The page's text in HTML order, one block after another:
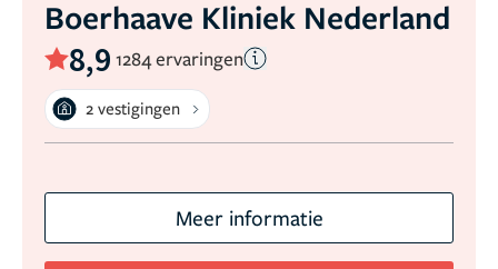
Boerhaave Kliniek Nederland
8,9 1284 ervaringen
2 vestigingen
Meer informatie